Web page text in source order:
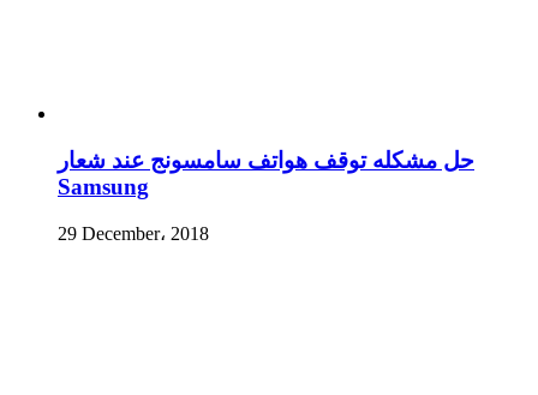
حل مشكله توقف هواتف سامسونج عند شعار
Samsung
29 December، 2018